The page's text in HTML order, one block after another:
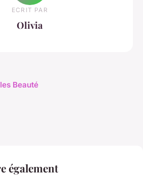
ECRIT PAR
Olivia
Beauté
également